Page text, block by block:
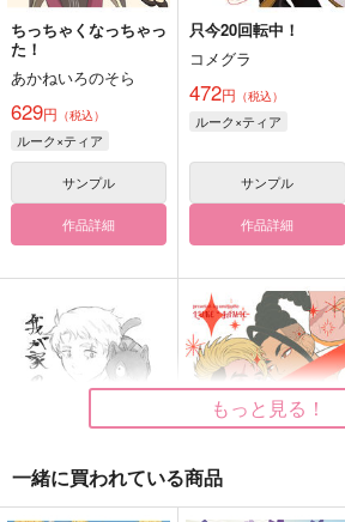
ちっちゃくなっちゃっ
た！
あかねいろのそら
629円 （税込）
ルーク×ティア
サンプル
作品詳細
只今20回転中！
コメグラ
472円 （税込）
ルーク×ティア
サンプル
作品詳細
もっと見る！
一緒に買われている商品